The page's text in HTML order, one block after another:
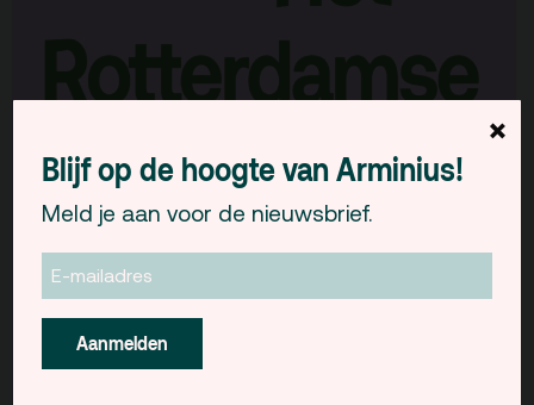
Blijf op de hoogte van Arminius!
Meld je aan voor de nieuwsbrief.
Aanmelden
×